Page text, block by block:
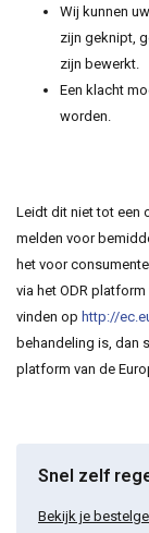
Wij kunnen
zijn geknipt,
zijn bewerkt.
Een klacht
worden.
Leidt dit niet tot een
melden voor
het voor
via het ODR
vinden op http://
behandeling is, dan
platform van de
Snel zelf
Bekijk je